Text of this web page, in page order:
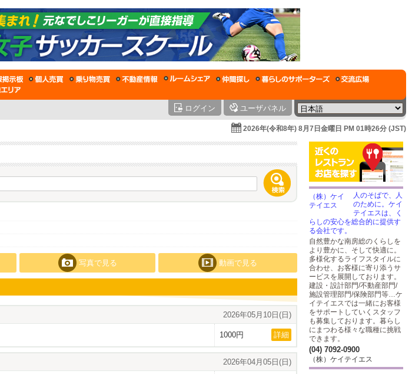
ログイン ユーザパネル
2026年(令和8年) 8月7日金曜日 PM 01時26分 (JST)
写真で見る 動画で見る
2026年05月10日(日)
1000円 詳細
2026年04月05日(日)
人のそばで、人
のために。ケイ
テイエスは、く
らしの安心を総合的に提供す
る会社です。
自然豊かな南房総のくらしを
より豊かに、そして快適に。
多様化するライフスタイルに
合わせ、お客様に寄り添うサ
ービスを展開しております。
建設・設計部門/不動産部門/
施設管理部門/保険部門等…ケ
イテイエスでは一緒にお客様
をサポートしていくスタッフ
も募集しております。暮らし
にまつわる様々な職種に挑戦
できます。
(04) 7092-0900
（株）ケイテイエス